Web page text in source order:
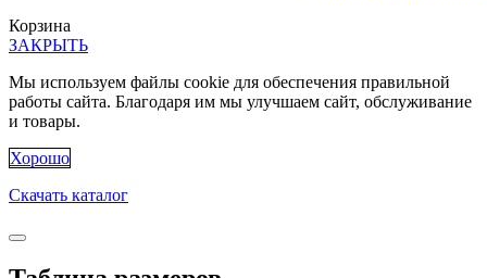
Корзина
ЗАКРЫТЬ
Мы используем файлы cookie для обеспечения правильной
работы сайта. Благодаря им мы улучшаем сайт, обслуживание
и товары.
Хорошо
Скачать каталог